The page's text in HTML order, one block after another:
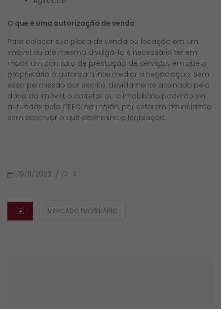
O que é uma autorização de venda
Para colocar sua placa de venda ou locação em um
imóvel ou até mesmo divulgá-lo é necessário ter em
mãos um contrato de prestação de serviços, em que o
proprietário o autoriza a intermediar a negociação. Sem
essa permissão por escrito, devidamente assinada pelo
dono do imóvel, o corretor ou a imobiliária poderão ser
autuados pelo CRECI da região, por estarem anunciando
sem observar o que determina a legislação.
POSTED
19/11/2023 / 0
CATEGORIES
MERCADO IMOBILIÁRIO